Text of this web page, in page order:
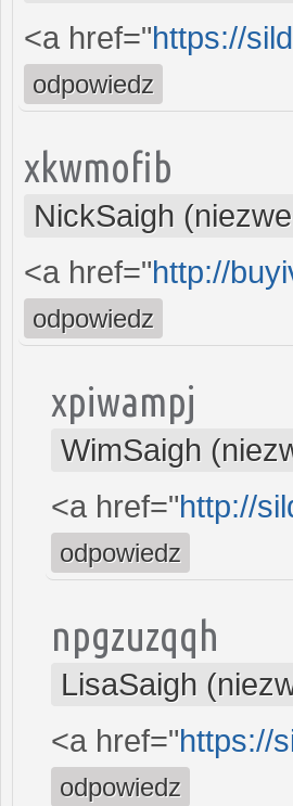
<a href="https://
odpowiedz
xkwmofib
NickSaigh
<a href="http://
odpowiedz
xpiwampj
WimSaigh
<a href="http://
odpowiedz
npgzuzqqh
LisaSaigh
<a href="https://
odpowiedz